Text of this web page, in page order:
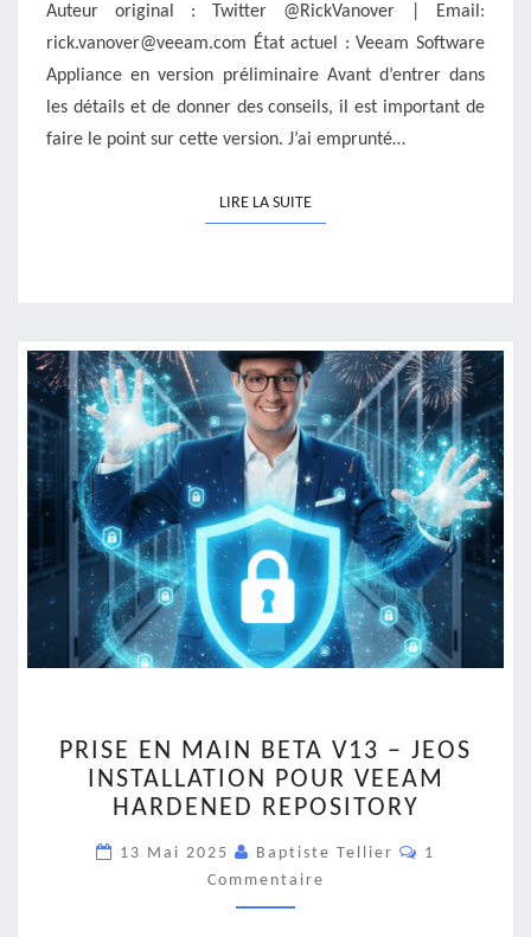
Auteur original : Twitter @RickVanover | Email:
rick.vanover@veeam.com État actuel : Veeam Software
Appliance en version préliminaire Avant d’entrer dans
les détails et de donner des conseils, il est important de
faire le point sur cette version. J’ai emprunté…
LIRE LA SUITELIRE LA SUITE
EN
MAIN
BETA
–
JEOS
INSTALLATION
PRISE EN MAIN BETA V13 – JEOS
INSTALLATION POUR VEEAM
HARDENED REPOSITORY
13 Mai 2025 Baptiste Tellier
1
Commentaire